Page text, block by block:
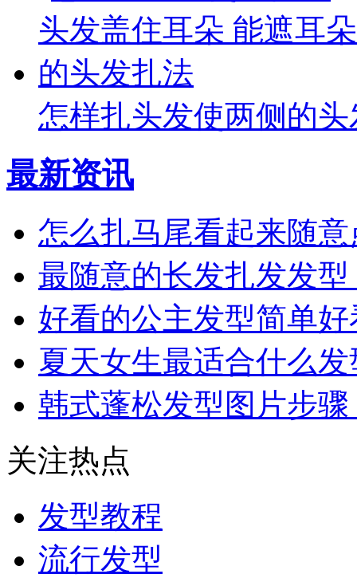
怎样扎头发使两侧的
最新资讯
怎么扎马尾看起来随
最随意的长发扎发发
好看的公主发型简单
夏天女生最适合什么
韩式蓬松发型图片步
关注热点
发型教程
流行发型